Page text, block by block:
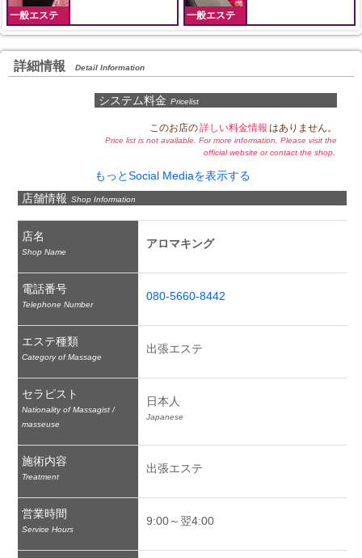
一般エステ 一般エステ
詳細情報 Detail Information
システム料金 Pricelist
このお店の詳しい料金情報 はありません。
Price list is not available. For more information, Please visit the
official website or contact the shop.
もっとSocial Mediaを表示する
店舗情報 Shop Information
店名
Shop Name
アロマキング
電話番号
Telephone Number
080-5660-8442
エステ種類
Category of Massage
出張エステ
セラピスト
Nationality of Massagist /
masseuse
日本人
Japanese
施術内容
Treatment
出張エステ
営業時間
Service Hours
9:00～翌4:00